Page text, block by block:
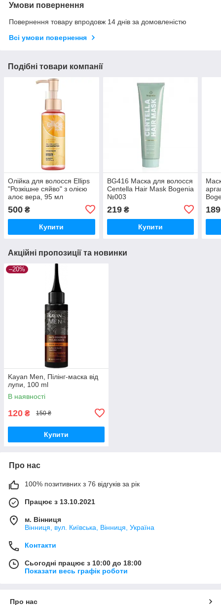
Умови повернення
Повернення товару впродовж 14 днів за домовленістю
Всі умови повернення
Подібні товари компанії
Олійка для волосся Ellips
"Розкішне сяйво" з олією
алоє вера, 95 мл
500 ₴
Купити
BG416 Маска для волосся
Centella Hair Mask Bogenia
№003
219₴
Купити
189
Акційні пропозиції та новинки
–20%
Kayan Men, Пілінг-маска від
лупи, 100 ml
В наявності
120 ₴ 150 ₴
Купити
Про нас
100% позитивних з 76 відгуків за рік
Працює з 13.10.2021
м. Вінниця
Вінниця, вул. Київська, Вінниця, Україна
Контакти
Сьогодні працює з 10:00 до 18:00
Показати весь графік роботи
Про нас